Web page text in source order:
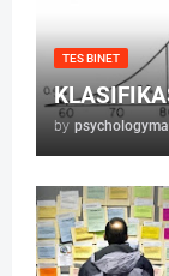
TES BINET
by